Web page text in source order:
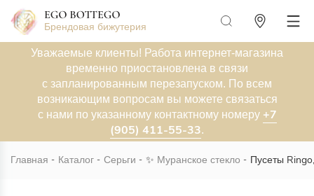
Брендовая бижутерия
Уважаемые клиенты! Работа интернет-магазина
временно приостановлена в связи
с запланированным перезапуском. По всем
возникающим вопросам вы можете связаться
с нами по указанному контактному номеру +7
(905) 411-55-33.
Главная Каталог Серьги ✨ Муранское стекло Пусеты